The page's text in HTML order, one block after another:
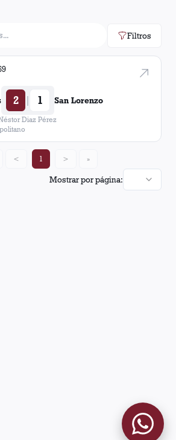
Filtros
2 | 1 San Lorenzo
Diaz Pérez
Mostrar por página:
< 1 > »